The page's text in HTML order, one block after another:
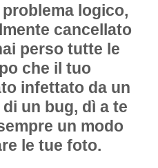
logico,
cancellato
perso tutte le
che il tuo
infettato da un
un bug, dì a te
un modo
le tue foto.